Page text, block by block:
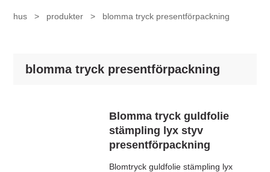
hus > produkter > blomma tryck presentförpackning
blomma tryck presentförpackning
Blomma tryck guldfolie
stämpling lyx styv
presentförpackning
Blomtryck guldfolie stämpling lyx